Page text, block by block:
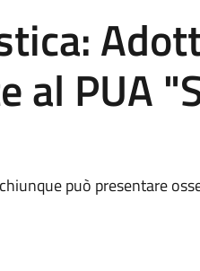
al PUA
può presentare